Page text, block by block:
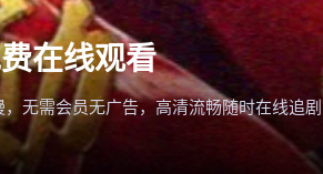
在线观看
无需会员无广告，高清流畅随时在线追